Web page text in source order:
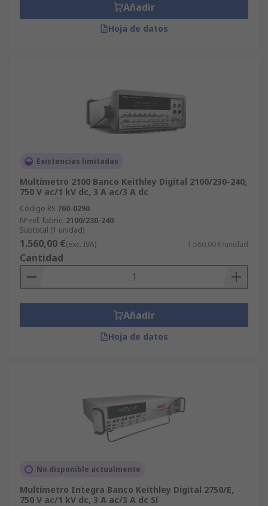
Añadir
Hoja de datos
Existencias limitadas
Multímetro 2100 Banco Keithley Digital 2100/230-240,
750 V ac/1 kV dc, 3 A ac/3 A dc
Código RS 760-0290
Nº ref. fabric. 2100/230-240
Subtotal (1 unidad)
1.560,00 €(exc. IVA) 1.560,00 €/unidad
Cantidad
Añadir
Hoja de datos
No disponible actualmente
Multímetro Integra Banco Keithley Digital 2750/E,
750 V ac/1 kV dc, 3 A ac/3 A dc Sí